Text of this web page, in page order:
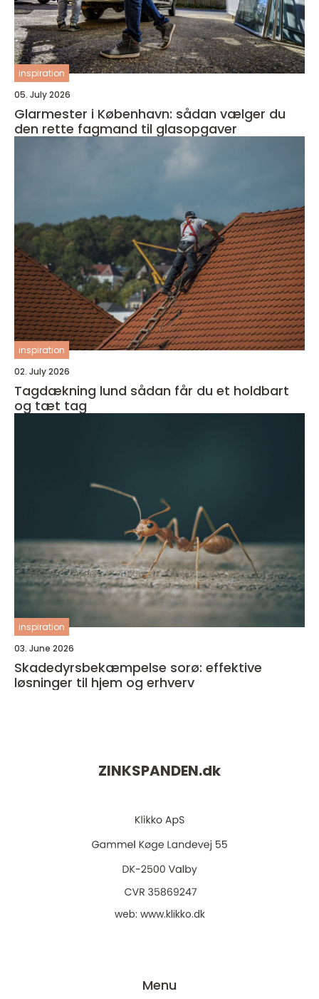
inspiration
05. July 2026
Glarmester i København: sådan vælger du
den rette fagmand til glasopgaver
inspiration
02. July 2026
Tagdækning lund sådan får du et holdbart
og tæt tag
inspiration
03. June 2026
Skadedyrsbekæmpelse sorø: effektive
løsninger til hjem og erhverv
ZINKSPANDEN.dk
web: www.klikko.dk
Menu